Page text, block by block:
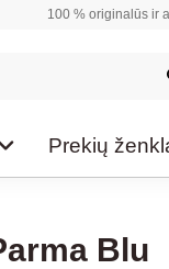
100 % originalūs ir
Prekių
Blu